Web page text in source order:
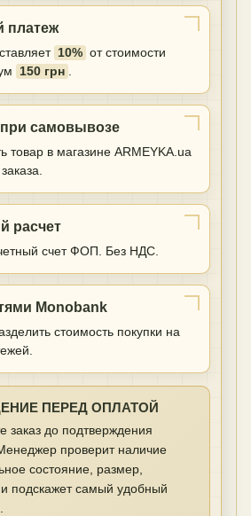
платеж
10% от стоимости
150 грн
самовывозе
товар в магазине ARMEYKA.ua
расчет
счет ФОП. Без НДС.
Monobank
стоимость покупки на
ПЕРЕД ОПЛАТОЙ
заказ до подтверждения
проверит наличие
состояние, размер,
подскажет самый удобный